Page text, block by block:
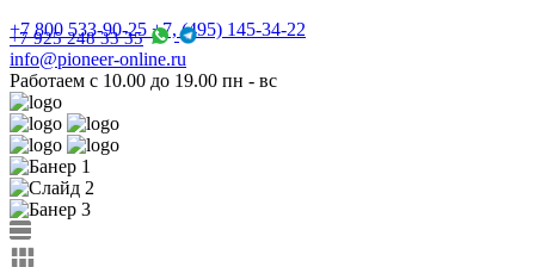
+7 800 533-90-25 +7, (495) 145-34-22
+7 925 248 33 35
info@pioneer-online.ru
Работаем с 10.00 до 19.00 пн - вс